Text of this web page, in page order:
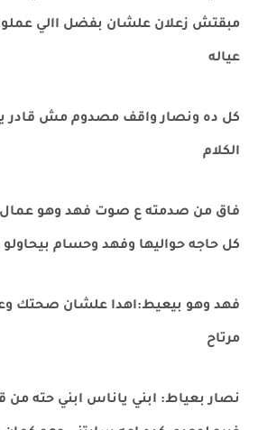
مبقتش زعلان علشان بفضل االي
عياله
كل ده ونصار واقف مصدوم مش قادر
الكلام
فاق من صدمته ع صوت فهد وهو عمال
كل حاجه حواليها وفهد وحسام بيحاولو
فهد وهو بيعيط:اهدا علشان صحتك
مرتاح
نصار بعياط: ابني ياناس ابني حته